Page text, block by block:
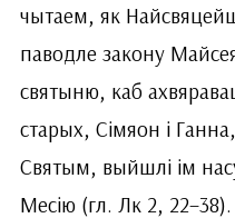
чытаем, як
паводле закону
святыню, каб
старых, Сімяон і
Святым, выйшлі ім
Месію (гл. Лк 2, 22–38).